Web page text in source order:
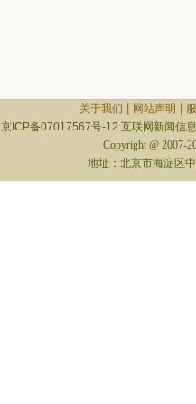
关于我们 网站声明
京ICP备07017567号-12 互联网新闻信
Copyright @ 2007-
地址：北京市海淀区